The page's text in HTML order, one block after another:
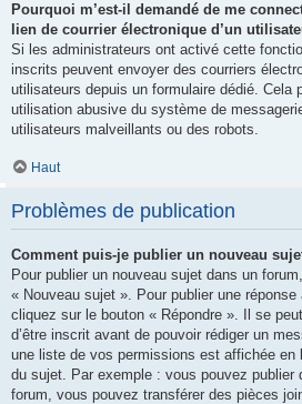
Pourquoi m’est-il demandé de me
lien de courrier électronique d’un
Si les administrateurs ont activé cette
inscrits peuvent envoyer des courriers
utilisateurs depuis un formulaire dédié. Cela
utilisation abusive du système de
utilisateurs malveillants ou des robots.
Haut
Problèmes de publication
Comment puis-je publier un nouveau
Pour publier un nouveau sujet dans un
« Nouveau sujet ». Pour publier une réponse
cliquez sur le bouton « Répondre ». Il se
d’être inscrit avant de pouvoir rédiger un
une liste de vos permissions est affichée en
du sujet. Par exemple : vous pouvez publier
forum, vous pouvez transférer des pièces